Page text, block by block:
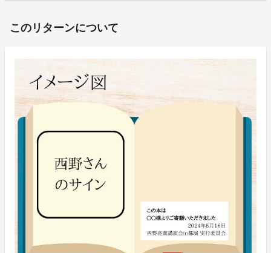
このリターンについて